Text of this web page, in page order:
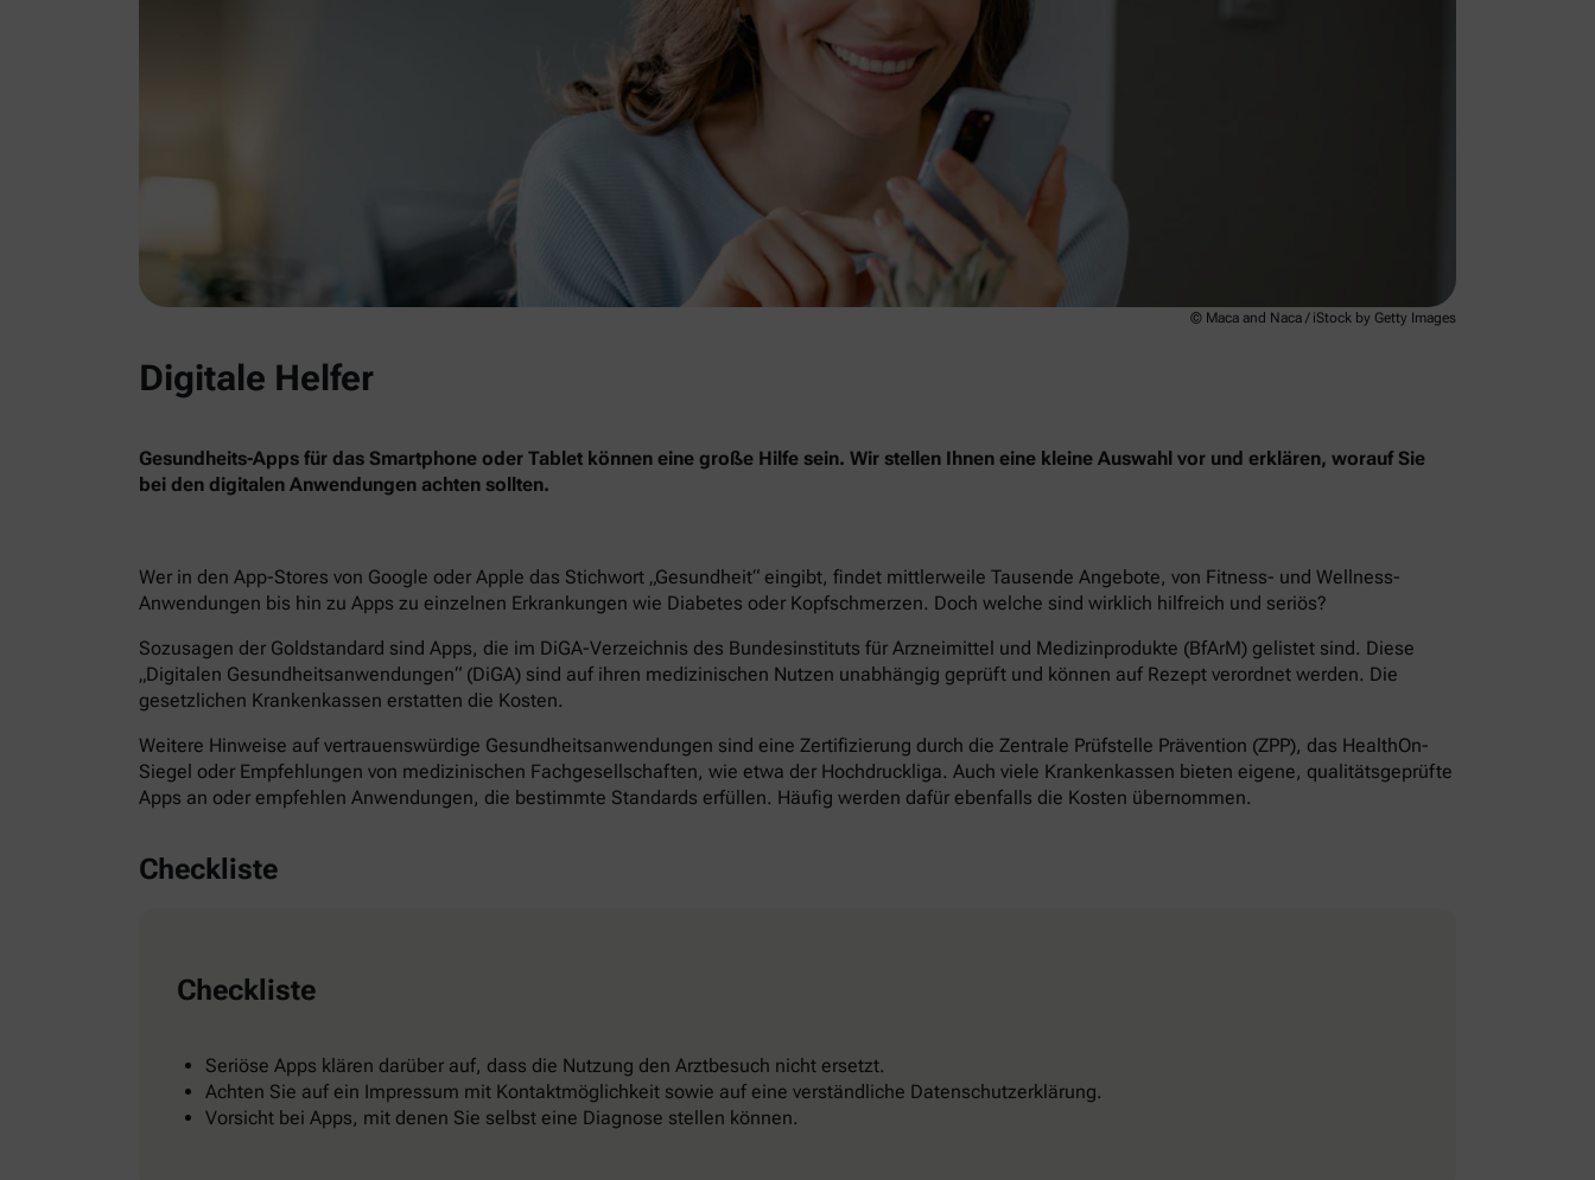
© Maca and Naca / iStock by Getty Images
Digitale Helfer
Gesundheits-Apps für das Smartphone oder Tablet können eine große Hilfe sein. Wir stellen Ihnen eine kleine Auswahl vor und erklären, worauf Sie
bei den digitalen Anwendungen achten sollten.
Wer in den App-Stores von Google oder Apple das Stichwort „Gesundheit“ eingibt, findet mittlerweile Tausende Angebote, von Fitness- und Wellness-
Anwendungen bis hin zu Apps zu einzelnen Erkrankungen wie Diabetes oder Kopfschmerzen. Doch welche sind wirklich hilfreich und seriös?
Sozusagen der Goldstandard sind Apps, die im DiGA-Verzeichnis des Bundesinstituts für Arzneimittel und Medizinprodukte (BfArM) gelistet sind. Diese
„Digitalen Gesundheitsanwendungen“ (DiGA) sind auf ihren medizinischen Nutzen unabhängig geprüft und können auf Rezept verordnet werden. Die
gesetzlichen Krankenkassen erstatten die Kosten.
Weitere Hinweise auf vertrauenswürdige Gesundheitsanwendungen sind eine Zertifizierung durch die Zentrale Prüfstelle Prävention (ZPP), das HealthOn-
Siegel oder Empfehlungen von medizinischen Fachgesellschaften, wie etwa der Hochdruckliga. Auch viele Krankenkassen bieten eigene, qualitätsgeprüfte
Apps an oder empfehlen Anwendungen, die bestimmte Standards erfüllen. Häufig werden dafür ebenfalls die Kosten übernommen.
Checkliste
Checkliste
Seriöse Apps klären darüber auf, dass die Nutzung den Arztbesuch nicht ersetzt.
Achten Sie auf ein Impressum mit Kontaktmöglichkeit sowie auf eine verständliche Datenschutzerklärung.
Vorsicht bei Apps, mit denen Sie selbst eine Diagnose stellen können.